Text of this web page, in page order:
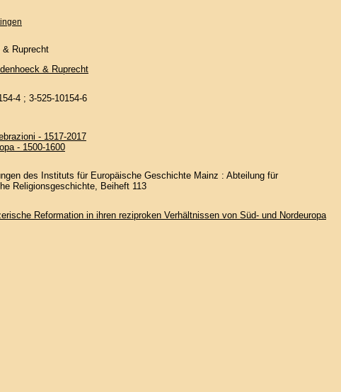
& Ruprecht
& Ruprecht
4 ; 3-525-10154-6
- 1517-2017
- 1500-1600
des Instituts für Europäische Geschichte Mainz : Abteilung für
Religionsgeschichte, Beiheft 113
Reformation in ihren reziproken Verhältnissen von Süd- und Nordeuropa